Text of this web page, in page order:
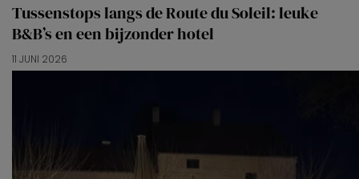
Tussenstops langs de Route du Soleil: leuke
B&B’s en een bijzonder hotel
11 JUNI 2026